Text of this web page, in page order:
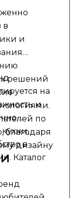
в
и
решений
по
благодаря
дизайну
на
и
в
Каталог